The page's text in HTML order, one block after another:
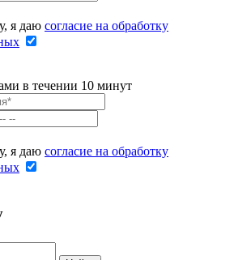
я даю согласие на обработку
в течении 10 минут
я даю согласие на обработку